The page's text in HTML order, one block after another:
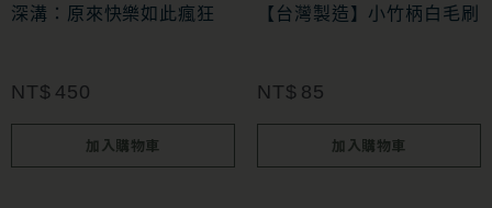
深溝：原來快樂如此瘋狂
NT$ 450
加入購物車
【台灣製造】小竹柄白毛刷
NT$ 85
加入購物車